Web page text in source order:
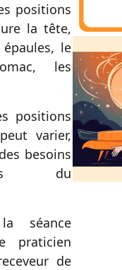
positions
la tête,
le
les
positions
varier,
besoins
du
séance
praticien
de